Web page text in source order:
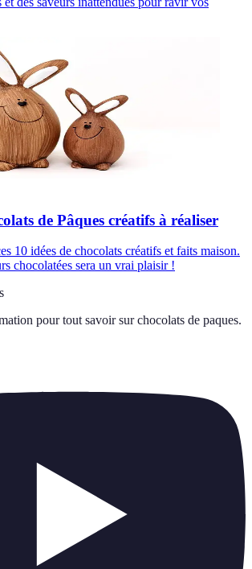
de Pâques créatifs à réaliser
10 idées de chocolats créatifs et faits maison.
chocolatées sera un vrai plaisir !
pour tout savoir sur chocolats de paques.